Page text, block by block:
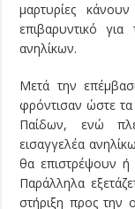
μαρτυρίες
επιβαρυντικό
ανηλίκων.
Μετά την
φρόντισαν ώστε
Παίδων, ενώ
εισαγγελέα
θα επιστρέψουν ή
Παράλληλα
στήριξη προς την